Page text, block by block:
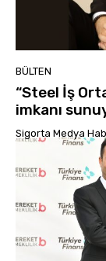
BÜLTEN
“Steel İş
imkanı
Sigorta Medya